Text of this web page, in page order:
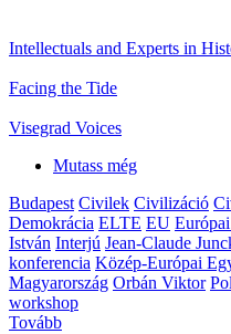
Intellectuals and Experts in
Facing the Tide
Visegrad Voices
Mutass még
Budapest Civilek Civilizáció
Demokrácia ELTE EU
István Interjú Jean-Claude
konferencia Közép-Európai
Magyarország Orbán Viktor
workshop
Tovább